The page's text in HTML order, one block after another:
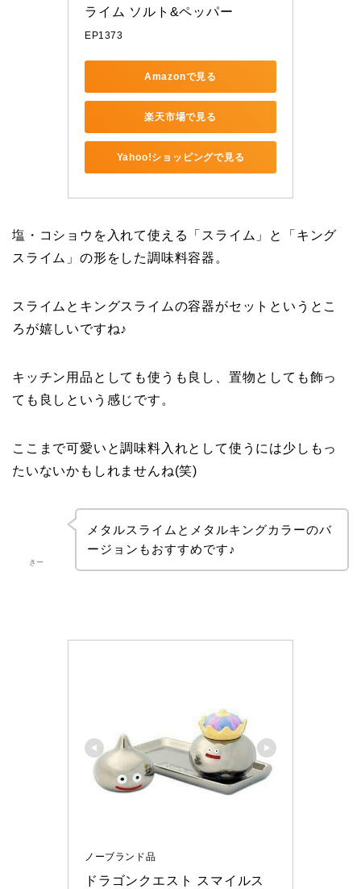
ライム ソルト&ペッパー
EP1373
Amazonで見る
楽天市場で見る
Yahoo!ショッピングで見る
塩・コショウを入れて使える「スライム」と「キング
スライム」の形をした調味料容器。
スライムとキングスライムの容器がセットというとこ
ろが嬉しいですね♪
キッチン用品としても使うも良し、置物としても飾っ
ても良しという感じです。
ここまで可愛いと調味料入れとして使うには少しもっ
たいないかもしれませんね(笑)
きー
メタルスライムとメタルキングカラーのバ
ージョンもおすすめです♪
ノーブランド品
ドラゴンクエスト スマイルス